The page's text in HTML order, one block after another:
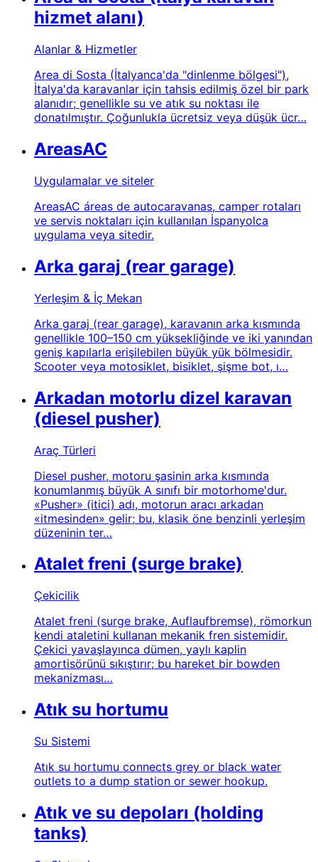
hizmet alanı)
Alanlar & Hizmetler
Area di Sosta (İtalyanca'da "dinlenme bölgesi"),
İtalya'da karavanlar için tahsis edilmiş özel bir park
alanıdır; genellikle su ve atık su noktası ile
donatılmıştır. Çoğunlukla ücretsiz veya düşük ücr…
AreasAC
Uygulamalar ve siteler
AreasAC áreas de autocaravanas, camper rotaları
ve servis noktaları için kullanılan İspanyolca
uygulama veya sitedir.
Arka garaj (rear garage)
Yerleşim & İç Mekan
Arka garaj (rear garage), karavanın arka kısmında
genellikle 100–150 cm yüksekliğinde ve iki yanından
geniş kapılarla erişilebilen büyük yük bölmesidir.
Scooter veya motosiklet, bisiklet, şişme bot, ı…
Arkadan motorlu dizel karavan
(diesel pusher)
Araç Türleri
Diesel pusher, motoru şasinin arka kısmında
konumlanmış büyük A sınıfı bir motorhome'dur.
«Pusher» (itici) adı, motorun aracı arkadan
«itmesinden» gelir; bu, klasik öne benzinli yerleşim
düzeninin ter…
Atalet freni (surge brake)
Çekicilik
Atalet freni (surge brake, Auflaufbremse), römorkun
kendi ataletini kullanan mekanik fren sistemidir.
Çekici yavaşlayınca dümen, yaylı kaplin
amortisörünü sıkıştırır; bu hareket bir bowden
mekanizması…
Atık su hortumu
Su Sistemi
Atık su hortumu connects grey or black water
outlets to a dump station or sewer hookup.
Atık ve su depoları (holding
tanks)